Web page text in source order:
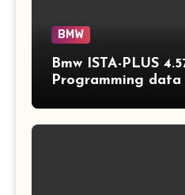
BMW
Bmw ISTA-PLUS
Programming data